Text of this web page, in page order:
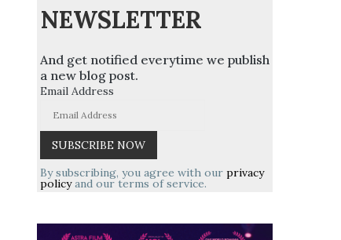
NEWSLETTER
And get notified everytime we publish
a new blog post.
Email Address
By subscribing, you agree with our privacy
policyand our terms of service.